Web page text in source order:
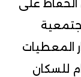
على
المعطيات
للسكان